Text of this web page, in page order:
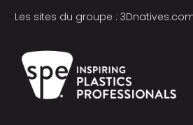
Les sites du groupe :